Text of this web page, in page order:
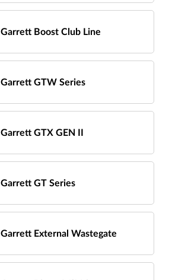
Garrett Boost Club Line
Garrett GTW Series
Garrett GTX GEN II
Garrett GT Series
Garrett External Wastegate